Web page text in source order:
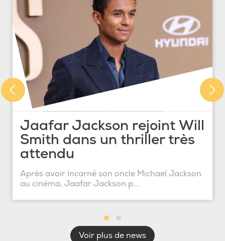
Jaafar Jackson rejoint Will
Smith dans un thriller très
attendu
Après avoir incarné son oncle Michael Jackson
au cinéma, Jaafar Jackson p...
Voir plus de news